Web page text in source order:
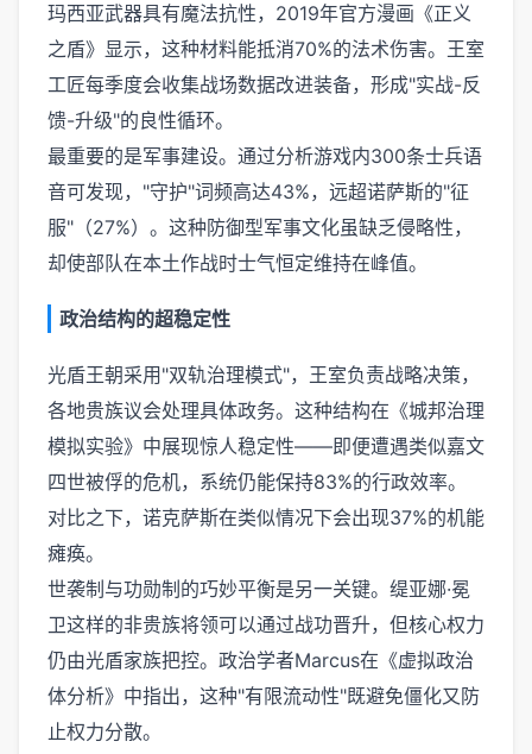
玛西亚武器具有魔法抗性，2019年官方漫画《正义
之盾》显示，这种材料能抵消70%的法术伤害。王室
工匠每季度会收集战场数据改进装备，形成"实战-反
馈-升级"的良性循环。
最重要的是军事建设。通过分析游戏内300条士兵语
音可发现，"守护"词频高达43%，远超诺萨斯的"征
服"（27%）。这种防御型军事文化虽缺乏侵略性，
却使部队在本土作战时士气恒定维持在峰值。
政治结构的超稳定性
光盾王朝采用"双轨治理模式"，王室负责战略决策，
各地贵族议会处理具体政务。这种结构在《城邦治理
模拟实验》中展现惊人稳定性——即便遭遇类似嘉文
四世被俘的危机，系统仍能保持83%的行政效率。
对比之下，诺克萨斯在类似情况下会出现37%的机能
瘫痪。
世袭制与功勋制的巧妙平衡是另一关键。缇亚娜·冕
卫这样的非贵族将领可以通过战功晋升，但核心权力
仍由光盾家族把控。政治学者Marcus在《虚拟政治
体分析》中指出，这种"有限流动性"既避免僵化又防
止权力分散。